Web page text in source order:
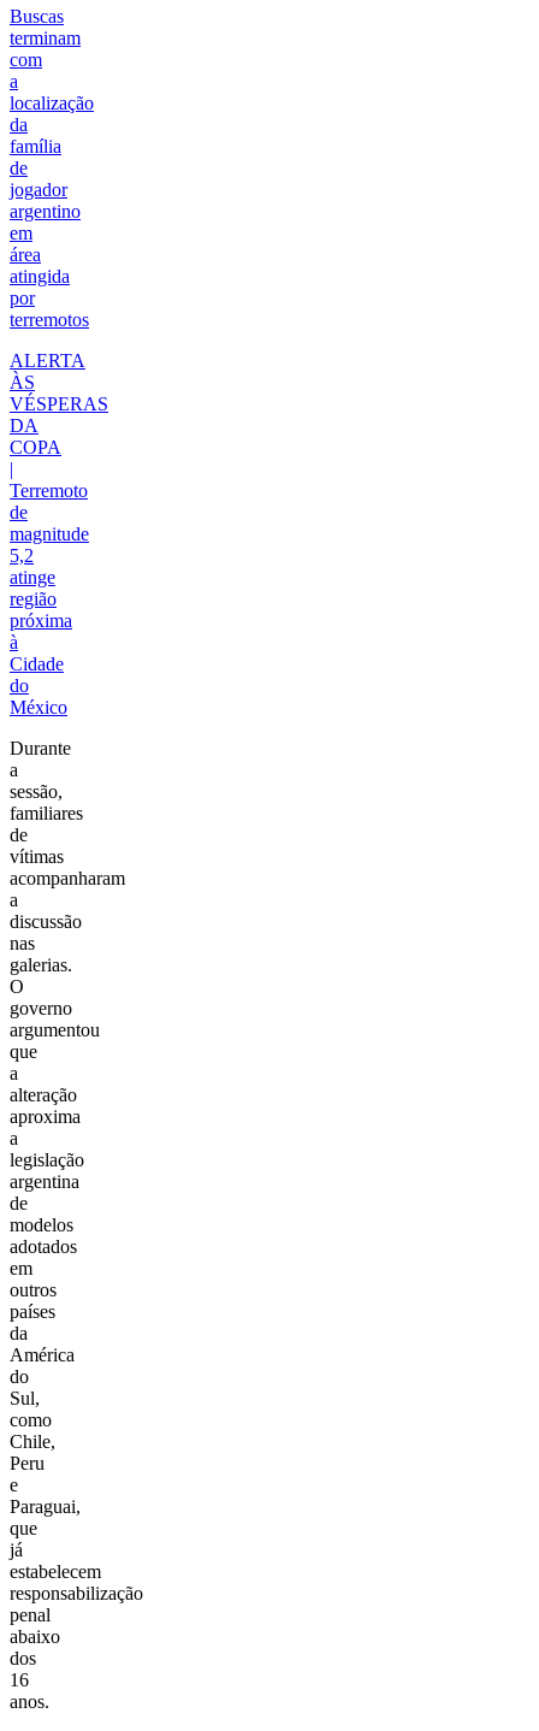
Buscas
terminam
com
a
localização
da
família
de
jogador
argentino
em
área
atingida
por
terremotos
ALERTA
ÀS
VÉSPERAS
DA
COPA
|
Terremoto
de
magnitude
5,2
atinge
região
próxima
à
Cidade
do
México
Durante
a
sessão,
familiares
de
vítimas
acompanharam
a
discussão
nas
galerias.
O
governo
argumentou
que
a
alteração
aproxima
a
legislação
argentina
de
modelos
adotados
em
outros
países
da
América
do
Sul,
como
Chile,
Peru
e
Paraguai,
que
já
estabelecem
responsabilização
penal
abaixo
dos
16
anos.